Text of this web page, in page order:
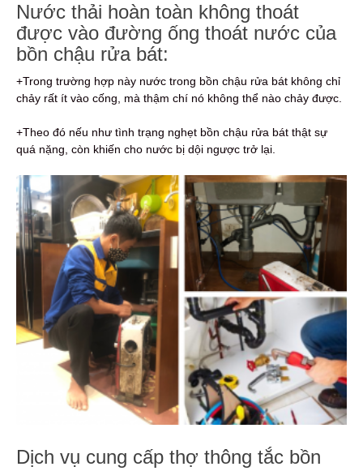
Nước thải hoàn toàn không thoát
được vào đường ống thoát nước của
bồn chậu rửa bát:
+Trong trường hợp này nước trong bồn chậu rửa bát không chỉ
chảy rất ít vào cống, mà thậm chí nó không thể nào chảy được.
+Theo đó nếu như tình trạng nghẹt bồn chậu rửa bát thật sự
quá nặng, còn khiến cho nước bị dội ngược trở lại.
Dịch vụ cung cấp thợ thông tắc bồn